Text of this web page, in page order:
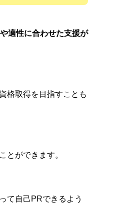
適性に合わせた支援が
格取得を目指すことも
とができます。
て自己PRできるよう